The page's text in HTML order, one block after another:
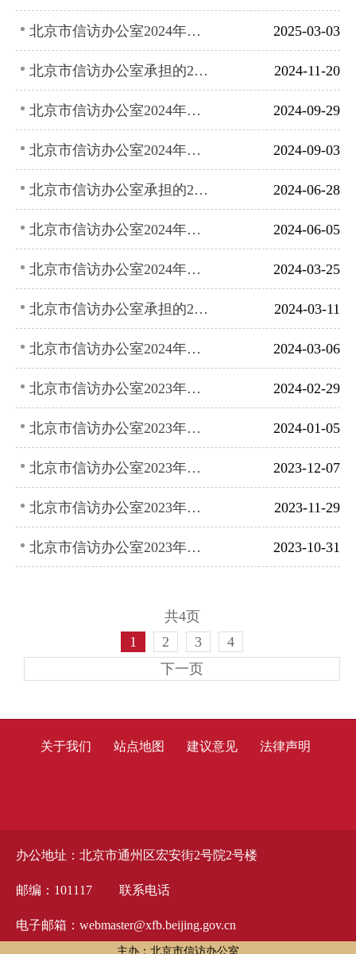
北京市信访办公室2024年法治政府建设年度情况报告 2025-03-03
北京市信访办公室承担的2024年市政府工作报告重点任务全年进展情况 2024-11-20
北京市信访办公室2024年度市政府工作报告重点工作前三季度进展情况 2024-09-29
北京市信访办公室2024年第三季度政府网站和政务新媒体自查报告 2024-09-03
北京市信访办公室承担的2024年市政府工作报告重点任务 2024-06-28
北京市信访办公室2024年第二季度政府网站和政务新媒体自查报告 2024-06-05
北京市信访办公室2024年度市政府工作报告重点工作第一季度进展情况 2024-03-25
北京市信访办公室承担的2024年市政府工作报告重点任务 2024-03-11
北京市信访办公室2024年第一季度政府网站和政务新媒体自查报告 2024-03-06
北京市信访办公室2023年法治政府建设年度情况报告 2024-02-29
北京市信访办公室2023年度工作总结 2024-01-05
北京市信访办公室2023年第四季度政府网站和政务新媒体自查报告 2023-12-07
北京市信访办公室2023年度市政府工作报告重点任务1—11月进展情况 2023-11-29
北京市信访办公室2023年度市政府工作报告重点任务1—10月进展情况 2023-10-31
共4页
1
2 3
4
下一页
办公地址：北京市通州区宏安街2号院2号楼
邮编：101117 联系电话
电子邮箱：webmaster@xfb.beijing.gov.cn
关于我们 站点地图 建议意见 法律声明
主办：北京市信访办公室